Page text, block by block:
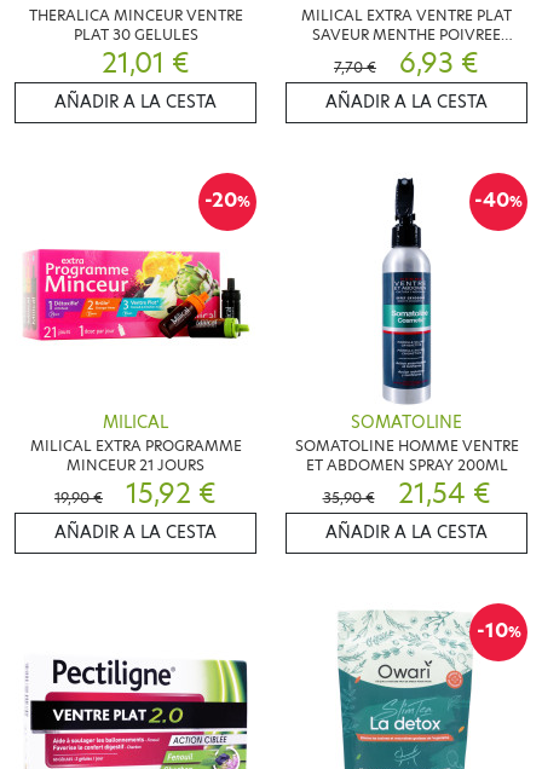
THERALICA MINCEUR VENTRE
PLAT 30 GELULES
21,01 €
AÑADIR A LA CESTA
MILICAL EXTRA VENTRE PLAT
SAVEUR MENTHE POIVREE
7X10ML
7,70 € 6,93 €
AÑADIR A LA CESTA
-20%
MILICAL
MILICAL EXTRA PROGRAMME
MINCEUR 21 JOURS
19,90 €
15,92 €
AÑADIR A LA CESTA
-40%
SOMATOLINE
SOMATOLINE HOMME VENTRE
ET ABDOMEN SPRAY 200ML
35,90 €
21,54 €
AÑADIR A LA CESTA
-10%